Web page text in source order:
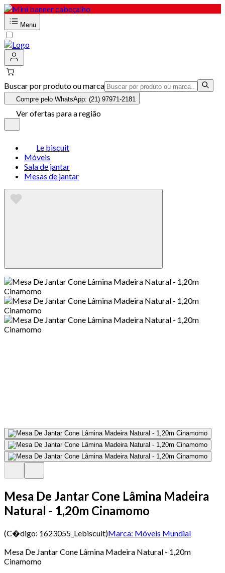
Menu
Buscar por produto ou marca
Compre pelo WhatsApp: (21) 97971-2181
Ver ofertas para a região
Le biscuit
Móveis
Sala de jantar
Mesas de jantar
Mesa De Jantar Cone Lâmina Madeira
Natural - 1,20m Cinamomo
(C�digo: 1623055_Lebiscuit)Marca: Móveis Mundial
Mesa De Jantar Cone Lâmina Madeira Natural - 1,20m
Cinamomo